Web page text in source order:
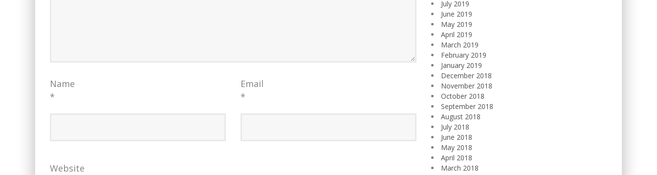
Name
*
Email
*
Website
July 2019
June 2019
May 2019
April 2019
March 2019
February 2019
January 2019
December 2018
November 2018
October 2018
September 2018
August 2018
July 2018
June 2018
May 2018
April 2018
March 2018